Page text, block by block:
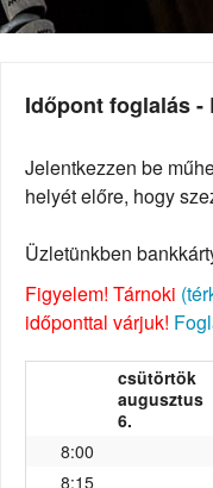
Időpont foglalás -
Jelentkezzen be
helyét előre, hogy
Üzletünkben
Figyelem! Tárnoki
időponttal várjuk!
csütörtök
augusztus
6.
8:00
8:15